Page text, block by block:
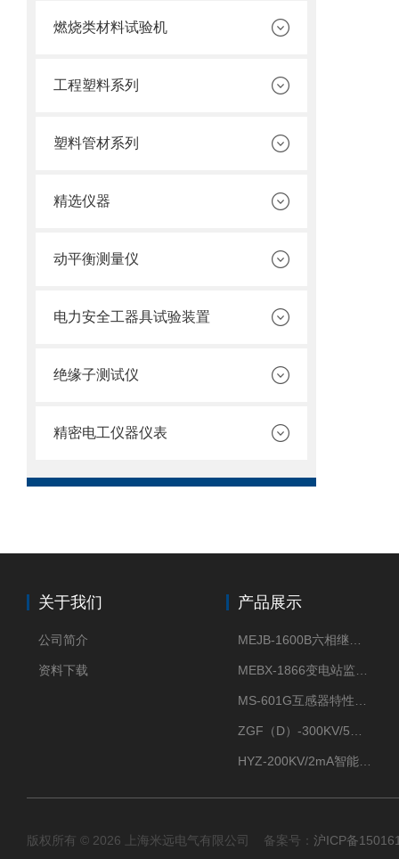
燃烧类材料试验机
工程塑料系列
塑料管材系列
精选仪器
动平衡测量仪
电力安全工器具试验装置
绝缘子测试仪
精密电工仪器仪表
关于我们
公司简介
资料下载
产品展示
版权所有 © 2026 上海米远电气有限公司 备案号： 沪ICP备